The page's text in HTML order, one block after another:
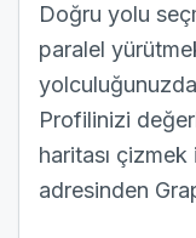
Doğru yolu
paralel
Profilinizi
haritası çizmek
adresinden